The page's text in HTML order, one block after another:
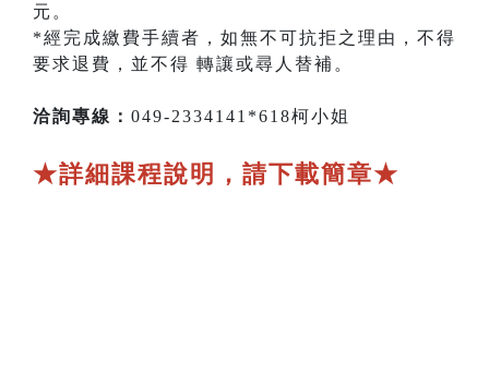
元。
*經完成繳費手續者，如無不可抗拒之理由，不得
要求退費，並不得 轉讓或尋人替補。
洽詢專線： 049-2334141*618柯小姐
★詳細課程說明，請下載簡章★